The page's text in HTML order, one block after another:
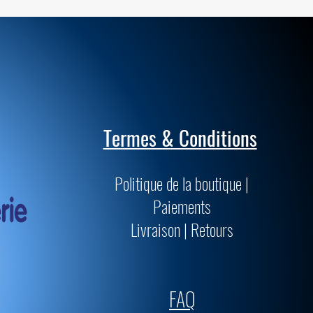
Termes & Conditions
Politique de la boutique |
Paiements
Livraison | Retours
FAQ